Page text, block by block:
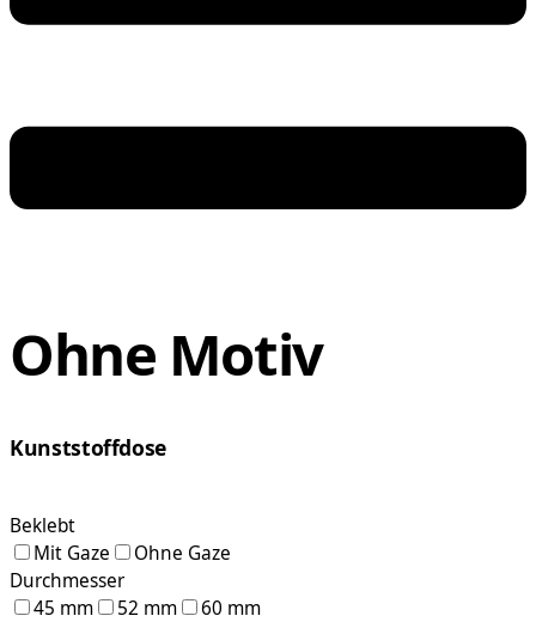
Ohne Motiv
Kunststoffdose
Beklebt
Mit Gaze
Ohne Gaze
Durchmesser
45 mm
52 mm 60 mm